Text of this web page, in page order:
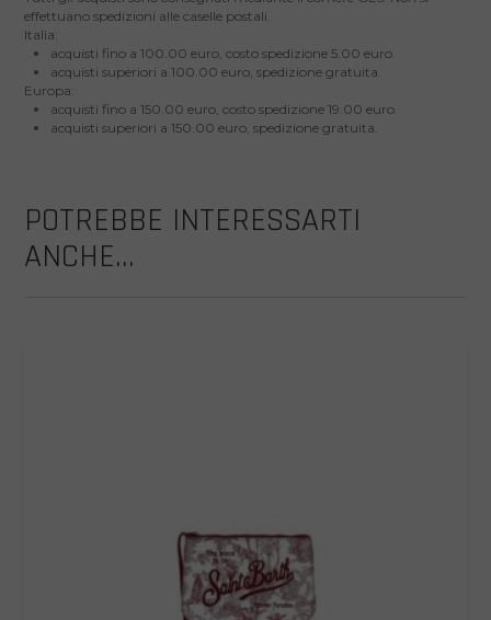
effettuano spedizioni alle caselle postali.
Italia:
acquisti fino a 100.00 euro, costo spedizione 5.00 euro.
acquisti superiori a 100.00 euro, spedizione gratuita.
Europa:
acquisti fino a 150.00 euro, costo spedizione 19.00 euro.
acquisti superiori a 150.00 euro, spedizione gratuita.
POTREBBE INTERESSARTI
ANCHE...